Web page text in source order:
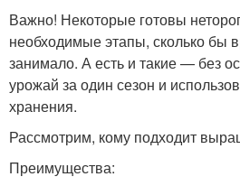
Важно! Некоторые готовы
необходимые этапы, сколько бы
занимало. А есть и такие — без
урожай за один сезон и
хранения.
Рассмотрим, кому подходит
Преимущества: